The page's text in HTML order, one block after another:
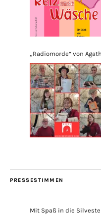
„Radiomorde“ von
PRESSESTIMMEN
Mit Spaß in die